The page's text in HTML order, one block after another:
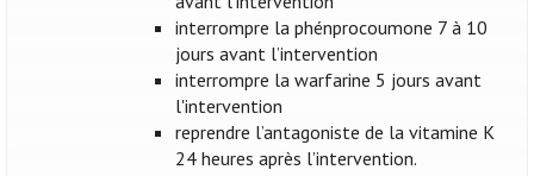
interrompre la phénprocoumone 7 à 10
jours avant l’intervention
interrompre la warfarine 5 jours avant
l'intervention
reprendre l’antagoniste de la vitamine K
24 heures après l’intervention.